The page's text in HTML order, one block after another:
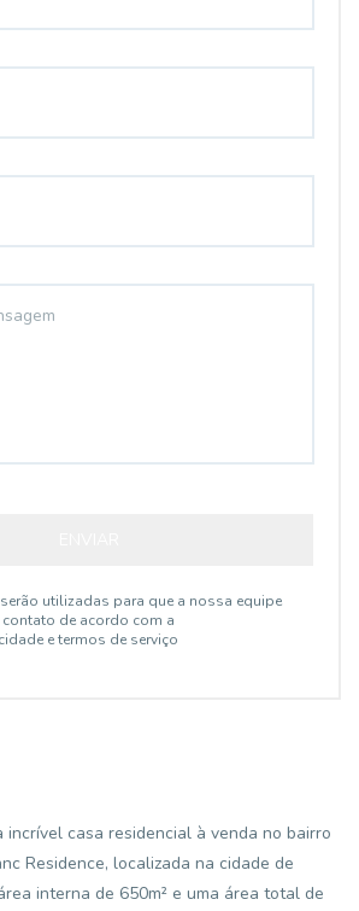
utilizadas para que a nossa equipe
de acordo com a
e termos de serviço
incrível casa residencial à venda no bairro
Residence, localizada na cidade de
interna de 650m² e uma área total de